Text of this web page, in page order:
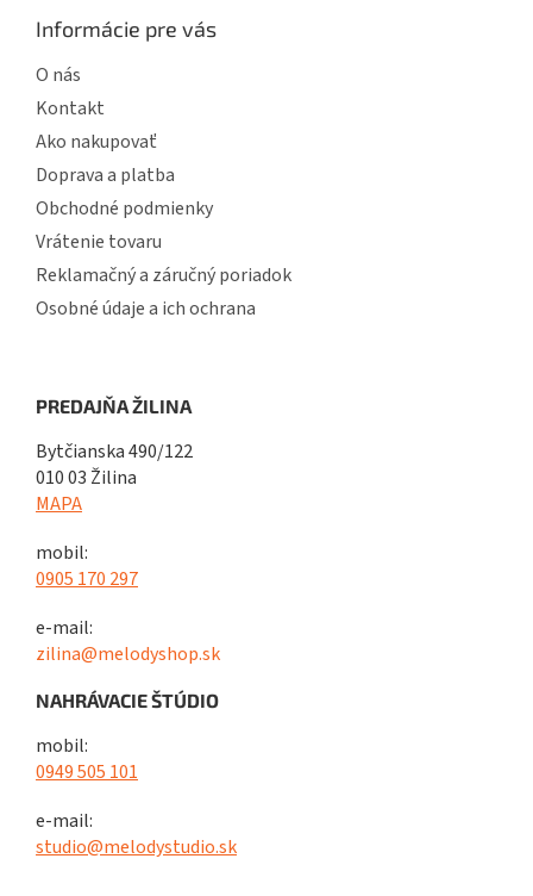
Informácie pre vás
O nás
Kontakt
Ako nakupovať
Doprava a platba
Obchodné podmienky
Vrátenie tovaru
Reklamačný a záručný poriadok
Osobné údaje a ich ochrana
PREDAJŇA ŽILINA
Bytčianska 490/122
010 03 Žilina
MAPA
mobil:
0905 170 297
e-mail:
zilina@melodyshop.sk
NAHRÁVACIE ŠTÚDIO
mobil:
0949 505 101
e-mail:
studio@melodystudio.sk